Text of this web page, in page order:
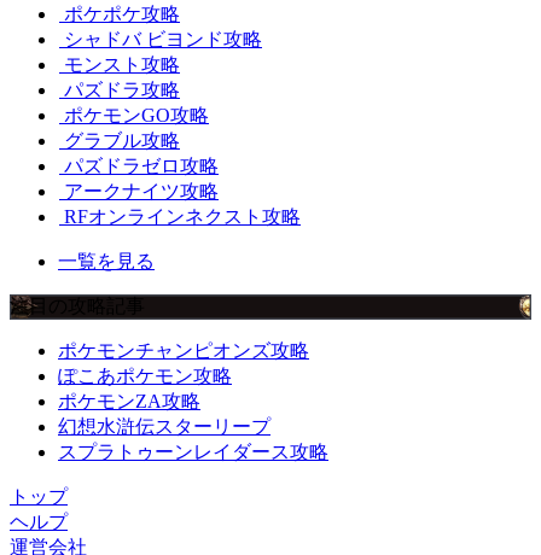
ポケポケ攻略
シャドバ ビヨンド攻略
モンスト攻略
パズドラ攻略
ポケモンGO攻略
グラブル攻略
パズドラゼロ攻略
アークナイツ攻略
RFオンラインネクスト攻略
一覧を見る
注目の攻略記事
ポケモンチャンピオンズ攻略
ぽこあポケモン攻略
ポケモンZA攻略
幻想水滸伝スターリープ
スプラトゥーンレイダース攻略
トップ
ヘルプ
運営会社